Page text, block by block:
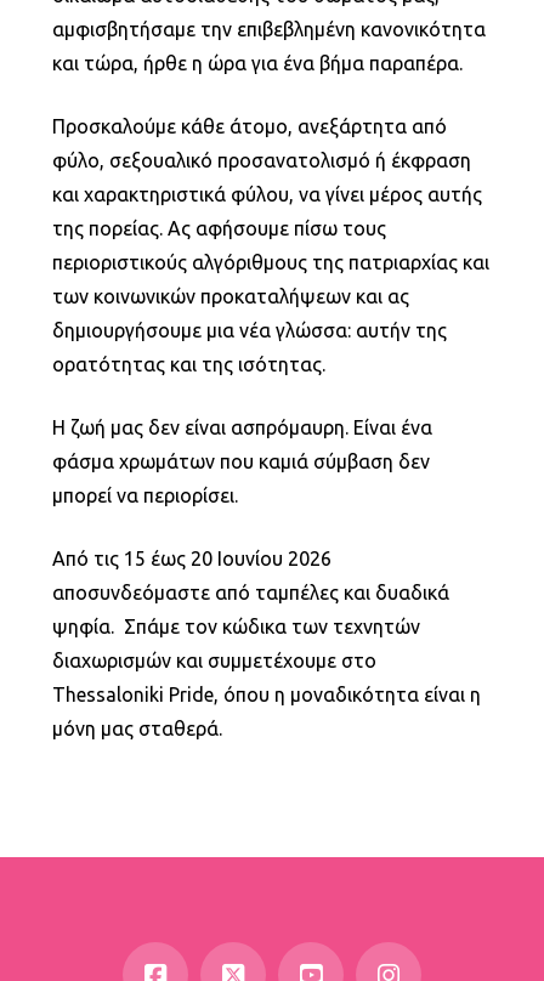
αμφισβητήσαμε την επιβεβλημένη κανονικότητα
και τώρα, ήρθε η ώρα για ένα βήμα παραπέρα.
Προσκαλούμε κάθε άτομο, ανεξάρτητα από
φύλο, σεξουαλικό προσανατολισμό ή έκφραση
και χαρακτηριστικά φύλου, να γίνει μέρος αυτής
της πορείας. Ας αφήσουμε πίσω τους
περιοριστικούς αλγόριθμους της πατριαρχίας και
των κοινωνικών προκαταλήψεων και ας
δημιουργήσουμε μια νέα γλώσσα: αυτήν της
ορατότητας και της ισότητας.
Η ζωή μας δεν είναι ασπρόμαυρη. Είναι ένα
φάσμα χρωμάτων που καμιά σύμβαση δεν
μπορεί να περιορίσει.
Από τις 15 έως 20 Ιουνίου 2026
αποσυνδεόμαστε από ταμπέλες και δυαδικά
ψηφία. Σπάμε τον κώδικα των τεχνητών
διαχωρισμών και συμμετέχουμε στο
Thessaloniki Pride, όπου η μοναδικότητα είναι η
μόνη μας σταθερά.